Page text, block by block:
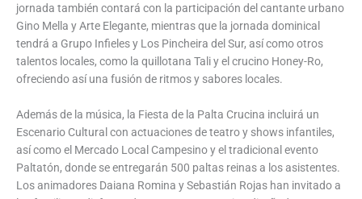
jornada también contará con la participación del cantante urbano
Gino Mella y Arte Elegante, mientras que la jornada dominical
tendrá a Grupo Infieles y Los Pincheira del Sur, así como otros
talentos locales, como la quillotana Tali y el crucino Honey-Ro,
ofreciendo así una fusión de ritmos y sabores locales.
Además de la música, la Fiesta de la Palta Crucina incluirá un
Escenario Cultural con actuaciones de teatro y shows infantiles,
así como el Mercado Local Campesino y el tradicional evento
Paltatón, donde se entregarán 500 paltas reinas a los asistentes.
Los animadores Daiana Romina y Sebastián Rojas han invitado a